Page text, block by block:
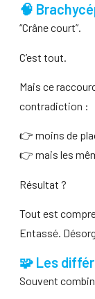
🧠
“Crâne court”.
C’est tout.
Mais ce
contradiction :
👉 moins de
👉 mais les
Résultat ?
Tout est
Entassé.
🧩 Les
Souvent